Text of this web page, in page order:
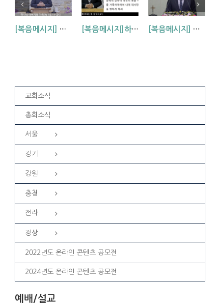
[복음메시지] 하나님 아버지의 마음 (눅15:11~24) [복음메시지]하나님이 입혀주시는 옷 (창 3:7,21) [복음메시지] 엘리야 때(사도시대)처럼 (왕하 2:1-14)
교회소식
총회소식
서울
경기
강원
충청
전라
경상
2022년도 온라인 콘텐츠 공모전
2024년도 온라인 콘텐츠 공모전
예배/설교